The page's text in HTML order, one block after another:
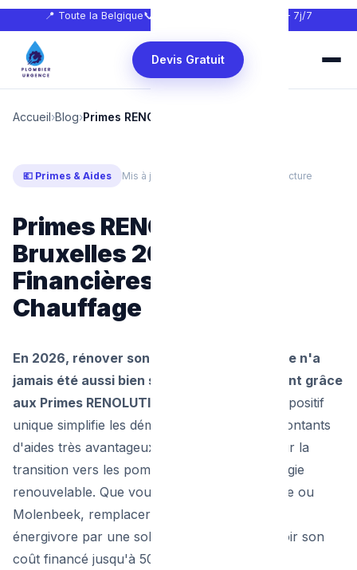
📍 Toute la Belgique📞 🕐 24h/24 — 7j/7
Devis Gratuit
Accueil›Blog›Primes RENOLUTION Bruxelles
💶 Primes & Aides Mis à jour : juillet 2026 ⏱ 7 min de lecture
Primes RENOLUTION
Bruxelles 2026 : Aides
Financières pour Votre
Chauffage
En 2026, rénover son système de chauffage n'a
jamais été aussi bien soutenu financièrement grâce
aux Primes RENOLUTION à Bruxelles.
Ce dispositif
unique simplifie les démarches et offre des montants
d'aides très avantageux, particulièrement pour la
transition vers les pompes à chaleur et l'énergie
renouvelable. Que vous soyez à Ixelles, Uccle ou
Molenbeek, remplacer une vieille installation
énergivore par une solution moderne peut voir son
coût financé jusqu'à 50% selon vos revenus.